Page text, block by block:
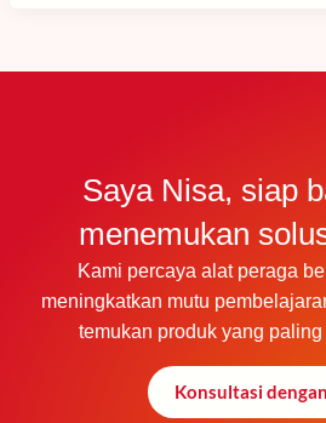
Saya Nisa, siap
menemukan
Kami percaya alat peraga
meningkatkan mutu
temukan produk yang
Konsultasi